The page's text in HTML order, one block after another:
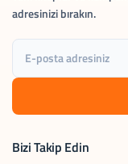
adresinizi bırakın.
Bizi Takip Edin